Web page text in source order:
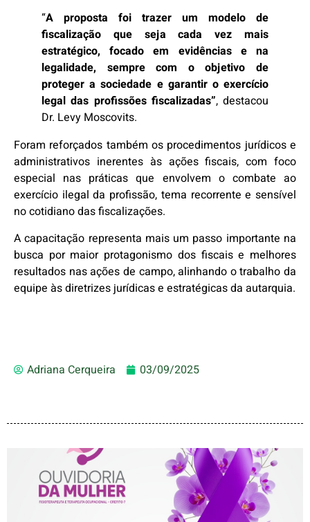
“A proposta foi trazer um modelo de
fiscalização que seja cada vez mais
estratégico, focado em evidências e na
legalidade, sempre com o objetivo de
proteger a sociedade e garantir o exercício
legal das profissões fiscalizadas”, destacou
Dr. Levy Moscovits.
Foram reforçados também os procedimentos jurídicos e
administrativos inerentes às ações fiscais, com foco
especial nas práticas que envolvem o combate ao
exercício ilegal da profissão, tema recorrente e sensível
no cotidiano das fiscalizações.
A capacitação representa mais um passo importante na
busca por maior protagonismo dos fiscais e melhores
resultados nas ações de campo, alinhando o trabalho da
equipe às diretrizes jurídicas e estratégicas da autarquia.
Adriana Cerqueira 03/09/2025